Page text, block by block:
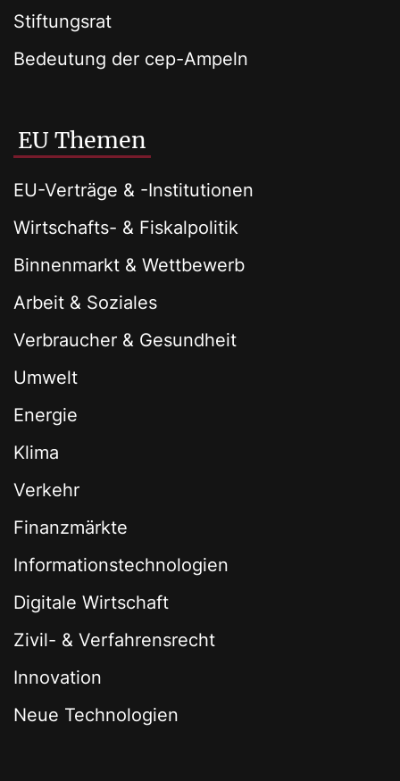
Stiftungsrat
Bedeutung der cep-Ampeln
EU Themen
EU-Verträge & -Institutionen
Wirtschafts- & Fiskalpolitik
Binnenmarkt & Wettbewerb
Arbeit & Soziales
Verbraucher & Gesundheit
Umwelt
Energie
Klima
Verkehr
Finanzmärkte
Informationstechnologien
Digitale Wirtschaft
Zivil- & Verfahrensrecht
Innovation
Neue Technologien